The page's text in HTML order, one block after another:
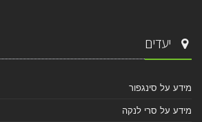
יעדים
מידע על סינגפור
מידע על סרי לנקה